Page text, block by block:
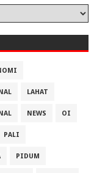
LAHAT
NEWS OI
PALI
PIDUM